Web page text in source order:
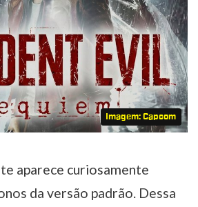
Imagem: Capcom
aparece curiosamente
da versão padrão. Dessa